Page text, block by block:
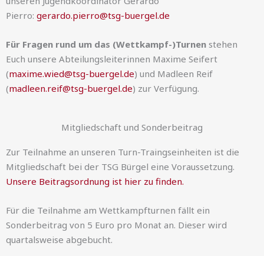
Pierro: gerardo.pierro@tsg-buergel.de
Für Fragen rund um das (Wettkampf-)Turnen stehen
Euch unsere Abteilungsleiterinnen Maxime Seifert
(maxime.wied@tsg-buergel.de) und Madleen Reif
(madleen.reif@tsg-buergel.de) zur Verfügung.
Mitgliedschaft und Sonderbeitrag
Zur Teilnahme an unseren Turn-Traingseinheiten ist die
Mitgliedschaft bei der TSG Bürgel eine Voraussetzung.
Unsere Beitragsordnung ist hier zu finden.
Für die Teilnahme am Wettkampfturnen fällt ein
Sonderbeitrag von 5 Euro pro Monat an. Dieser wird
quartalsweise abgebucht.